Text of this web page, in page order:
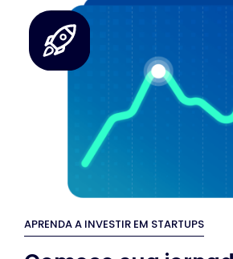
APRENDA A INVESTIR EM STARTUPS